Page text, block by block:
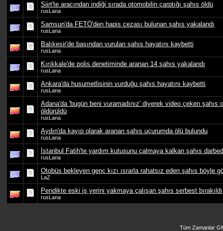
Siirt'te aracından indiği sırada otomobilin çarptığı şahıs öldü
rusLana
Samsun'da FETÖ'den hapis cezası bulunan şahıs yakalandı
rusLana
Balıkesir'de başından vurulan şahıs hayatını kaybetti
rusLana
Kırıkkale'de polis denetiminde aranan 14 şahıs yakalandı
rusLana
Ankara'da husumetlisinin vurduğu şahıs hayatını kaybetti
rusLana
Adana'da 'bugün beni vuramadınız' diyerek video çeken şahıs
öldürüldü
rusLana
Aydın'da kayıp olarak aranan şahıs uçurumda ölü bulundu
rusLana
İstanbul Fatih'te yardım kutusunu çalmaya kalkan şahıs
rusLana
Otobüs bekleyen genç kızı ısrarla rahatsız eden şahıs böyle
LaZ
Pendikte eski iş yerini yakmaya çalışan şahıs serbest bırakıldı
rusLana
Tüm Zamanlar